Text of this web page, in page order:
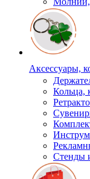
Аксессуары,
Кольца,
Стенды